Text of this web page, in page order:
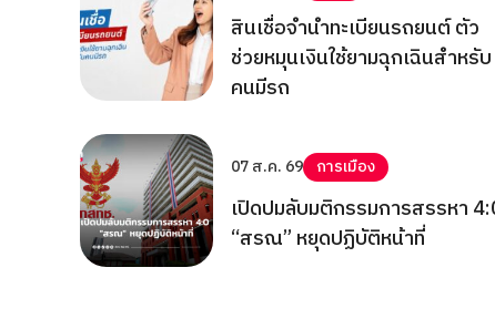
สินเชื่อจำนำทะเบียนรถยนต์ ตัว
ช่วยหมุนเงินใช้ยามฉุกเฉินสำหรับ
คนมีรถ
07 ส.ค. 69 การเมือง
เปิดปมลับมติกรรมการสรรหา
“สรณ” หยุดปฏิบัติหน้าที่